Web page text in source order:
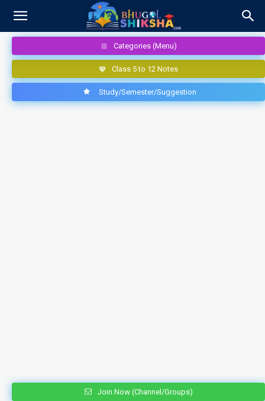
Categories (Menu)
Class 5 to 12 Notes
Study/Semester/Suggestion
Join Now (Channel/Groups)